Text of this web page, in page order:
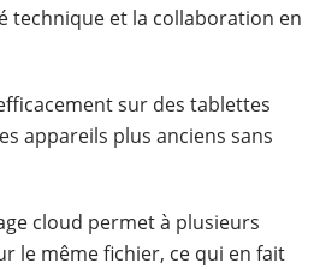
technique et la collaboration en
sur des tablettes
appareils plus anciens sans
cloud permet à plusieurs
le même fichier, ce qui en fait